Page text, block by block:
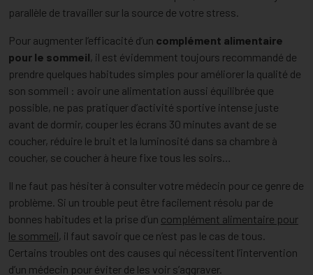
parallèle de travailler sur la source de votre stress.
Pour augmenter l’efficacité d’un complément alimentaire
pour le sommeil, il est évidemment toujours recommandé de
prendre quelques habitudes simples pour améliorer la qualité de
son sommeil : avoir une alimentation aussi équilibrée que
possible, ne pas pratiquer d’activité sportive intense juste
avant de dormir, couper les écrans 30 minutes avant de se
coucher, réduire le bruit et la luminosité dans sa chambre à
coucher, se coucher à heure fixe tous les soirs…
Il ne faut pas hésiter à consulter votre médecin pour ce genre de
problème. Si un trouble peut être facilement résolu par de
bonnes habitudes et la prise d’un complément alimentaire pour
le sommeil, il faut savoir que ce n’est pas le cas de tous.
Certains troubles ont des causes qui nécessitent l’intervention
d’un médecin pour éviter de les voir s’aggraver.